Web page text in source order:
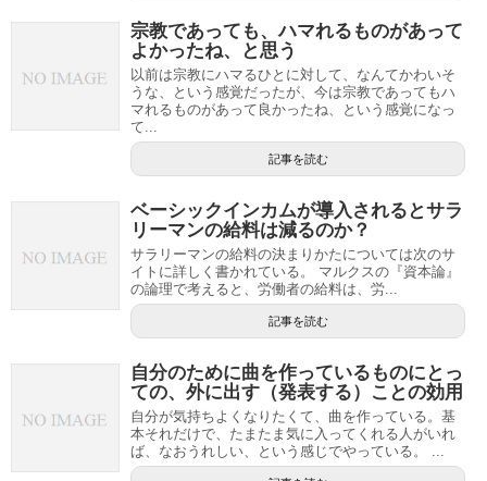
宗教であっても、ハマれるものがあって
よかったね、と思う
以前は宗教にハマるひとに対して、なんてかわいそ
うな、という感覚だったが、今は宗教であってもハ
マれるものがあって良かったね、という感覚になっ
て...
記事を読む
ベーシックインカムが導入されるとサラ
リーマンの給料は減るのか？
サラリーマンの給料の決まりかたについては次のサ
イトに詳しく書かれている。 マルクスの『資本論』
の論理で考えると、労働者の給料は、労...
記事を読む
自分のために曲を作っているものにとっ
ての、外に出す（発表する）ことの効用
自分が気持ちよくなりたくて、曲を作っている。基
本それだけで、たまたま気に入ってくれる人がいれ
ば、なおうれしい、という感じでやっている。 ...